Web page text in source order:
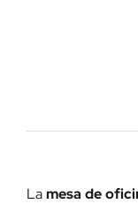
Lamesa de